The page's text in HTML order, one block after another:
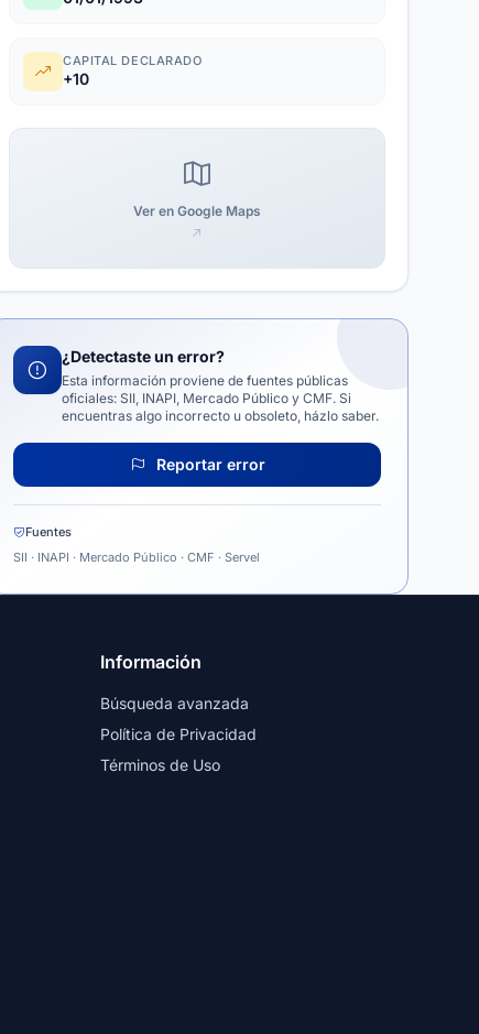
CAPITAL DECLARADO
+10
Ver en Google Maps
¿Detectaste un error?
Esta información proviene de fuentes públicas
oficiales: SII, INAPI, Mercado Público y CMF. Si
encuentras algo incorrecto u obsoleto, házlo saber.
Reportar error
Fuentes
SII · INAPI · Mercado Público · CMF · Servel
Información
Búsqueda avanzada
Política de Privacidad
Términos de Uso